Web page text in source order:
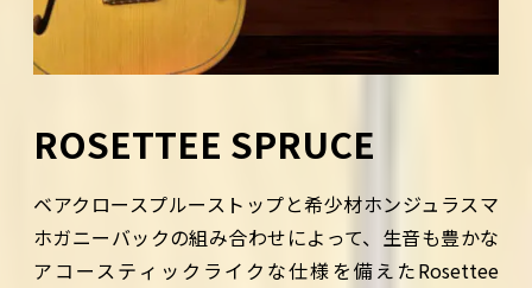
ROSETTEE SPRUCE
ベアクロースプルーストップと希少材ホンジュラスマ
ホガニーバックの組み合わせによって、生音も豊かな
アコースティックライクな仕様を備えたRosettee